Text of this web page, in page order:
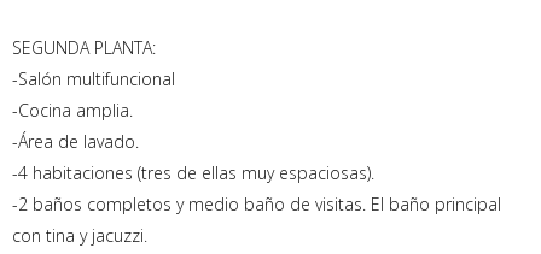
SEGUNDA PLANTA:
-Salón multifuncional
-Cocina amplia.
-Área de lavado.
-4 habitaciones (tres de ellas muy espaciosas).
-2 baños completos y medio baño de visitas. El baño principal
con tina y jacuzzi.